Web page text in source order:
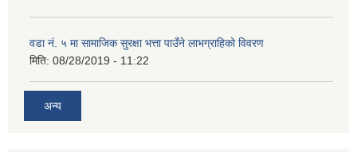
वडा नं. ५ मा सामाजिक सुरक्षा भत्ता पाउँने लाभग्राहिको विवरण
मिति: 08/28/2019 - 11:22
अन्य